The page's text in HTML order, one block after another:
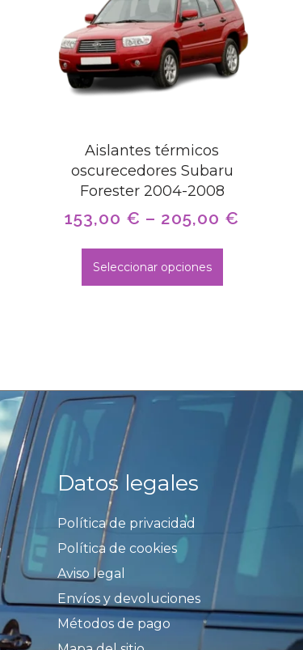
Aislantes térmicos
oscurecedores Subaru
Forester 2004-2008
153,00 € – 205,00 €
Seleccionar opciones
Datos legales
Política de privacidad
Política de cookies
Aviso legal
Envíos y devoluciones
Métodos de pago